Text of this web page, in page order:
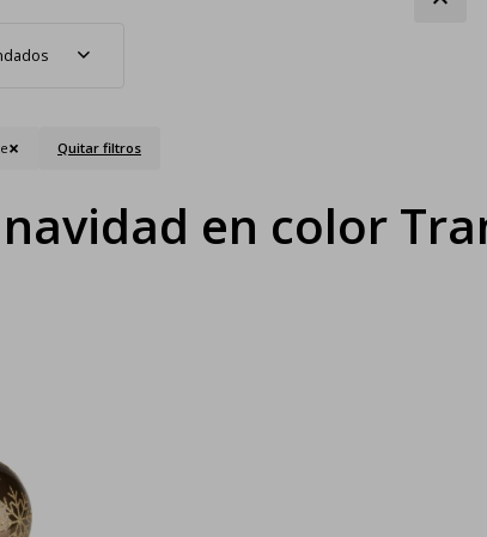
Quitar filtros
en color